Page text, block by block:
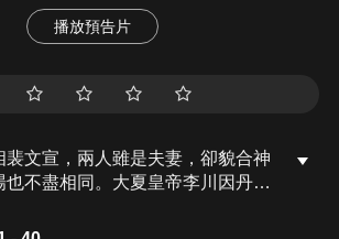
播放預告片
裴文宣，兩人雖是夫妻，卻貌合神
不盡相同。大夏皇帝李川因丹藥
儲，而裴文宣則執意扶持側妃秦真